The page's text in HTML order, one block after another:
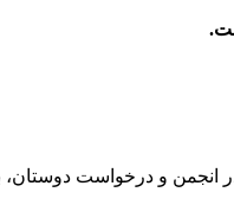
انجمن و درخواست